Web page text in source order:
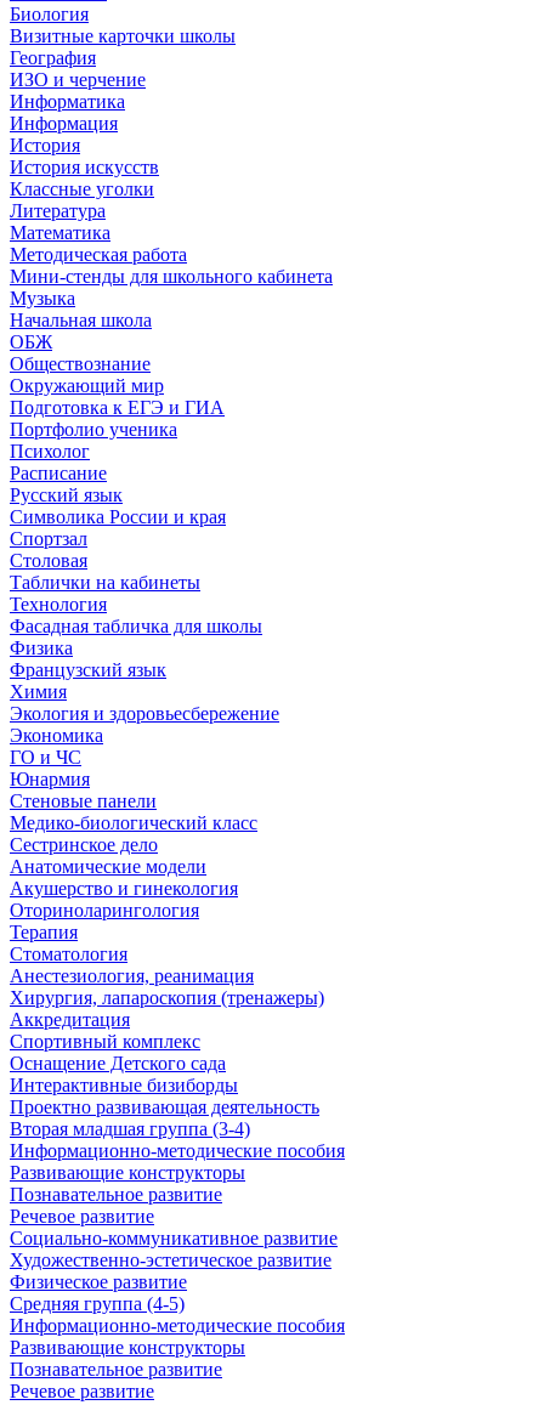
Биология
Визитные карточки школы
География
ИЗО и черчение
Информатика
Информация
История
История искусств
Классные уголки
Литература
Математика
Методическая работа
Мини-стенды для школьного кабинета
Музыка
Начальная школа
ОБЖ
Обществознание
Окружающий мир
Подготовка к ЕГЭ и ГИА
Портфолио ученика
Психолог
Расписание
Русский язык
Символика России и края
Спортзал
Столовая
Таблички на кабинеты
Технология
Фасадная табличка для школы
Физика
Французский язык
Химия
Экология и здоровьесбережение
Экономика
ГО и ЧС
Юнармия
Стеновые панели
Медико-биологический класс
Сестринское дело
Анатомические модели
Акушерство и гинекология
Оториноларингология
Терапия
Стоматология
Анестезиология, реанимация
Хирургия, лапароскопия (тренажеры)
Аккредитация
Спортивный комплекс
Оснащение Детского сада
Интерактивные бизиборды
Проектно развивающая деятельность
Вторая младшая группа (3-4)
Информационно-методические пособия
Развивающие конструкторы
Познавательное развитие
Речевое развитие
Социально-коммуникативное развитие
Художественно-эстетическое развитие
Физическое развитие
Средняя группа (4-5)
Информационно-методические пособия
Развивающие конструкторы
Познавательное развитие
Речевое развитие